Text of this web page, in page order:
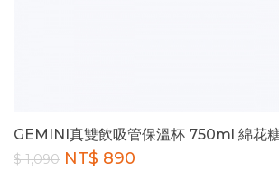
GEMINI真雙飲吸管保溫杯 750ml 綿花
$ 1,090 NT$ 890